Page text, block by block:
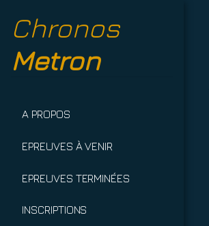
Chronos
Metron
A PROPOS
EPREUVES À VENIR
EPREUVES TERMINÉES
INSCRIPTIONS